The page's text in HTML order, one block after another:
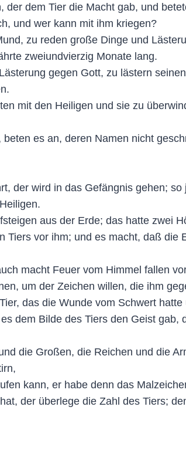
der dem Tier die Macht gab, und
und wer kann mit ihm kriegen?
zu reden große Dinge und
zweiundvierzig Monate lang.
gegen Gott, zu lästern
mit den Heiligen und sie zu
es an, deren Namen nicht
der wird in das Gefängnis gehen;
aus der Erde; das hatte zwei
Tiers vor ihm; und es macht, daß
macht Feuer vom Himmel fallen
um der Zeichen willen, die ihm
das die Wunde vom Schwert
dem Bilde des Tiers den Geist
die Großen, die Reichen und die
kann, er habe denn das
der überlege die Zahl des Tiers;